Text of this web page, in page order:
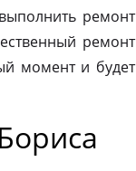
ремонт
ремонт
момент и будет